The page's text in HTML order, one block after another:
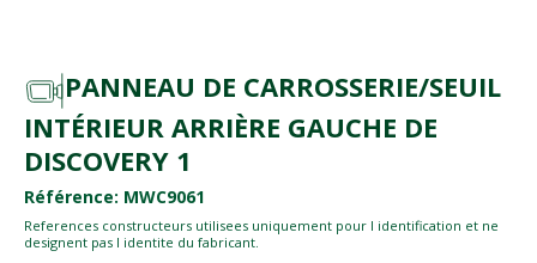
PANNEAU DE CARROSSERIE/SEUIL
INTÉRIEUR ARRIÈRE GAUCHE DE
DISCOVERY 1
Référence: MWC9061
References constructeurs utilisees uniquement pour l identification et ne
designent pas l identite du fabricant.